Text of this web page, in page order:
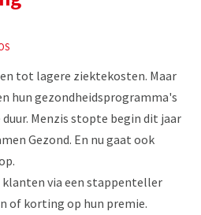
tot lagere ziektekosten. Maar
hun gezondheidsprogramma's
Menzis stopte begin dit jaar
Gezond. En nu gaat ook
klanten via een stappenteller
of korting op hun premie.